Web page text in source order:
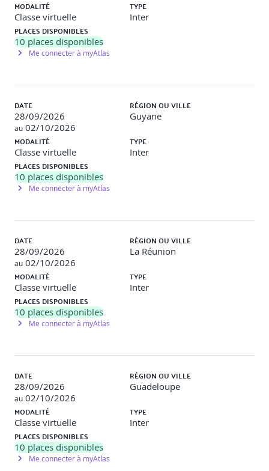
Évaluation finale via mini-projet complet
MODALITÉ
Classe virtuelle
TYPE
Inter
PLACES DISPONIBLES
10 places disponibles
Me connecter à myAtlas
DATE
28/09/2026
au 02/10/2026
RÉGION OU VILLE
Guyane
MODALITÉ
Classe virtuelle
TYPE
Inter
PLACES DISPONIBLES
10 places disponibles
Me connecter à myAtlas
DATE
28/09/2026
au 02/10/2026
RÉGION OU VILLE
La Réunion
MODALITÉ
Classe virtuelle
TYPE
Inter
PLACES DISPONIBLES
10 places disponibles
Me connecter à myAtlas
DATE
28/09/2026
au 02/10/2026
RÉGION OU VILLE
Guadeloupe
MODALITÉ
Classe virtuelle
TYPE
Inter
PLACES DISPONIBLES
10 places disponibles
Me connecter à myAtlas